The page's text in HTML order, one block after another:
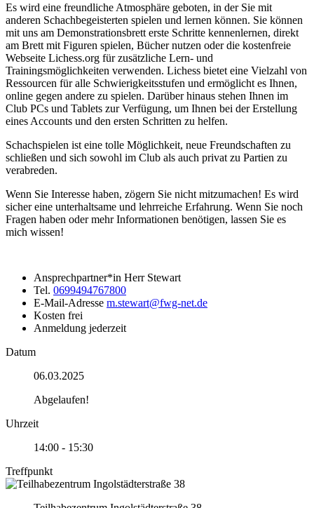
Es wird eine freundliche Atmosphäre geboten, in der Sie mit
anderen Schachbegeisterten spielen und lernen können. Sie können
mit uns am Demonstrationsbrett erste Schritte kennenlernen, direkt
am Brett mit Figuren spielen, Bücher nutzen oder die kostenfreie
Webseite Lichess.org für zusätzliche Lern- und
Trainingsmöglichkeiten verwenden. Lichess bietet eine Vielzahl von
Ressourcen für alle Schwierigkeitsstufen und ermöglicht es Ihnen,
online gegen andere zu spielen. Darüber hinaus stehen Ihnen im
Club PCs und Tablets zur Verfügung, um Ihnen bei der Erstellung
eines Accounts und den ersten Schritten zu helfen.
Schachspielen ist eine tolle Möglichkeit, neue Freundschaften zu
schließen und sich sowohl im Club als auch privat zu Partien zu
verabreden.
Wenn Sie Interesse haben, zögern Sie nicht mitzumachen! Es wird
sicher eine unterhaltsame und lehrreiche Erfahrung. Wenn Sie noch
Fragen haben oder mehr Informationen benötigen, lassen Sie es
mich wissen!
Ansprechpartner*in Herr Stewart
Tel. 0699494767800
E-Mail-Adresse m.stewart@fwg-net.de
Kosten frei
Anmeldung jederzeit
Datum
06.03.2025
Abgelaufen!
Uhrzeit
14:00 - 15:30
Treffpunkt